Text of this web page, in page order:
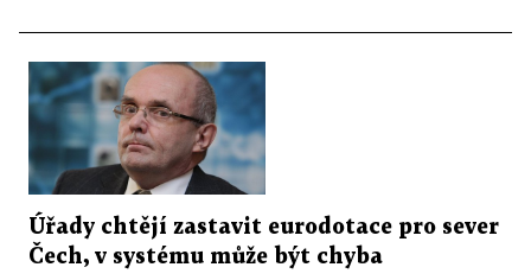
Úřady chtějí zastavit eurodotace pro sever
Čech, v systému může být chyba